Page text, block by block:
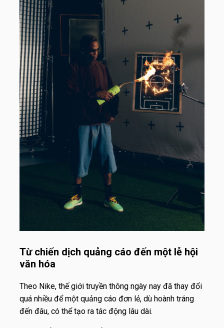
Từ chiến dịch quảng cáo đến một lễ hội
văn hóa
Theo Nike, thế giới truyền thông ngày nay đã thay đổi
quá nhiều để một quảng cáo đơn lẻ, dù hoành tráng
đến đâu, có thể tạo ra tác động lâu dài.